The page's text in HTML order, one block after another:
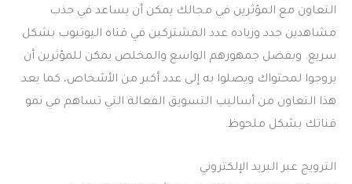
التعاون مع المؤثرين في مجالك يمكن أن يساعد في جذب
مشاهدين جدد وزياده عدد المشتركين في قناه اليوتيوب بشكل
سريع. وبفضل جمهورهم الواسع والمخلص يمكن للمؤثرين أن
يروجوا لمحتواك ويصلوا به إلى عدد أكبر من الأشخاص، كما يعد
هذا التعاون من أساليب التسويق الفعالة التي تساهم في نمو
قناتك بشكل ملحوظ.
الترويج عبر البريد الإلكتروني